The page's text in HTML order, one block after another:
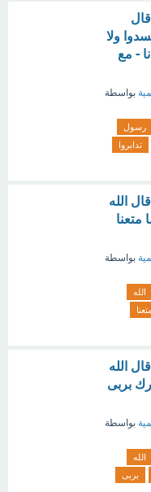
ولا
- مع
بواسطة
رسول
تدابروا
الله
متعنا
بواسطة
الله
متعنا
الله
بربى
بواسطة
الله
بربى